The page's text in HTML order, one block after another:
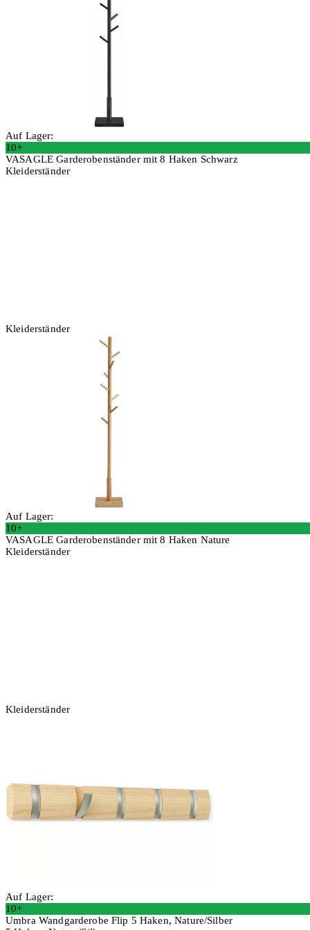
Auf Lager:
10+
VASAGLE Garderobenständer mit 8 Haken Schwarz
Kleiderständer
Kleiderständer
Auf Lager:
10+
VASAGLE Garderobenständer mit 8 Haken Nature
Kleiderständer
Kleiderständer
Auf Lager:
10+
Umbra Wandgarderobe Flip 5 Haken, Nature/Silber